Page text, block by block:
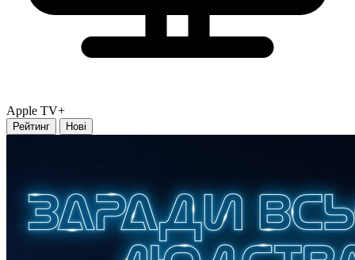
Apple TV+
Рейтинг Нові